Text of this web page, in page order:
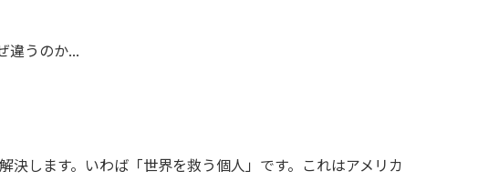
します。いわば「世界を救う個人」です。これはアメリカ